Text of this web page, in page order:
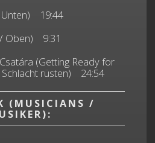
19:44
Oben) 9:31
(Getting Ready for
Schlacht rüsten) 24:54
(MUSICIANS /